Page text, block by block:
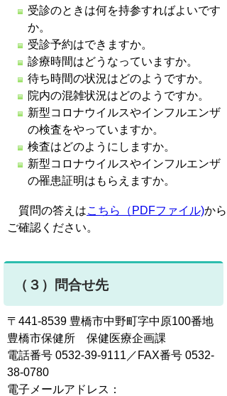
受診のときは何を持参すればよいです
か。
受診予約はできますか。
診療時間はどうなっていますか。
待ち時間の状況はどのようですか。
院内の混雑状況はどのようですか。
新型コロナウイルスやインフルエンザ
の検査をやっていますか。
検査はどのようにしますか。
新型コロナウイルスやインフルエンザ
の罹患証明はもらえますか。
質問の答えはこちら（PDFファイル)から
ご確認ください。
（３）問合せ先
〒441-8539 豊橋市中野町字中原100番地
豊橋市保健所 保健医療企画課
電話番号 0532-39-9111／FAX番号 0532-
38-0780
電子メールアドレス：